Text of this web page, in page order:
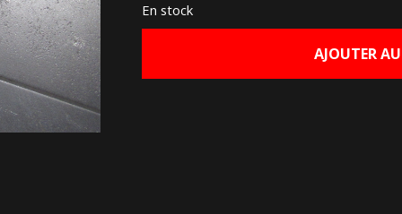
initial actuel
est :
En stock
AJOUTER